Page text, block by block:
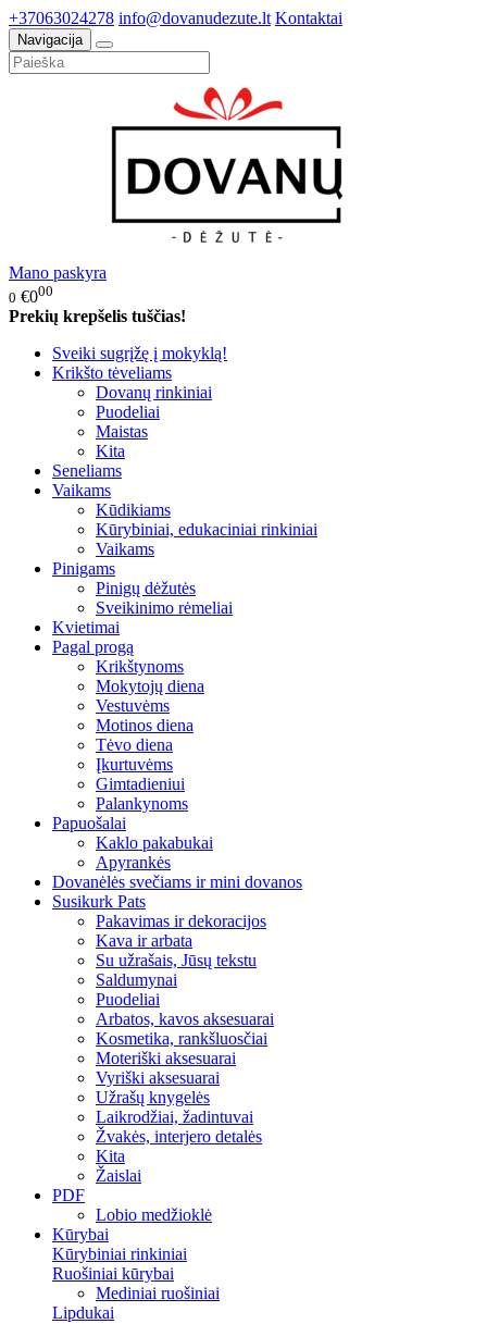
+37063024278 info@dovanudezute.lt Kontaktai
Navigacija
Mano paskyra
0 €000
Prekių krepšelis tuščias!
Sveiki sugrįžę į mokyklą!
Krikšto tėveliams
Dovanų rinkiniai
Puodeliai
Maistas
Kita
Seneliams
Vaikams
Kūdikiams
Kūrybiniai, edukaciniai rinkiniai
Vaikams
Pinigams
Pinigų dėžutės
Sveikinimo rėmeliai
Kvietimai
Pagal progą
Krikštynoms
Mokytojų diena
Vestuvėms
Motinos diena
Tėvo diena
Įkurtuvėms
Gimtadieniui
Palankynoms
Papuošalai
Kaklo pakabukai
Apyrankės
Dovanėlės svečiams ir mini dovanos
Susikurk Pats
Pakavimas ir dekoracijos
Kava ir arbata
Su užrašais, Jūsų tekstu
Saldumynai
Puodeliai
Arbatos, kavos aksesuarai
Kosmetika, rankšluosčiai
Moteriški aksesuarai
Vyriški aksesuarai
Užrašų knygelės
Laikrodžiai, žadintuvai
Žvakės, interjero detalės
Kita
Žaislai
PDF
Lobio medžioklė
Kūrybai
Kūrybiniai rinkiniai
Ruošiniai kūrybai
Mediniai ruošiniai
Lipdukai